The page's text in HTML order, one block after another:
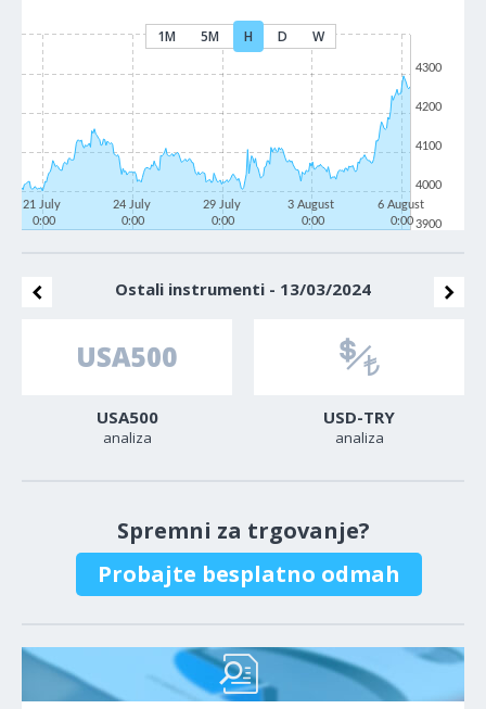
1M 5M H D W
21 July
0:00
24 July
0:00
29 July
0:00
3 August
0:00
6 August
0:003900
4000
4100
4200
4300
Ostali instrumenti - 13/03/2024
USA500
analiza
USD-TRY
analiza
Spremni za trgovanje?
Probajte besplatno odmah